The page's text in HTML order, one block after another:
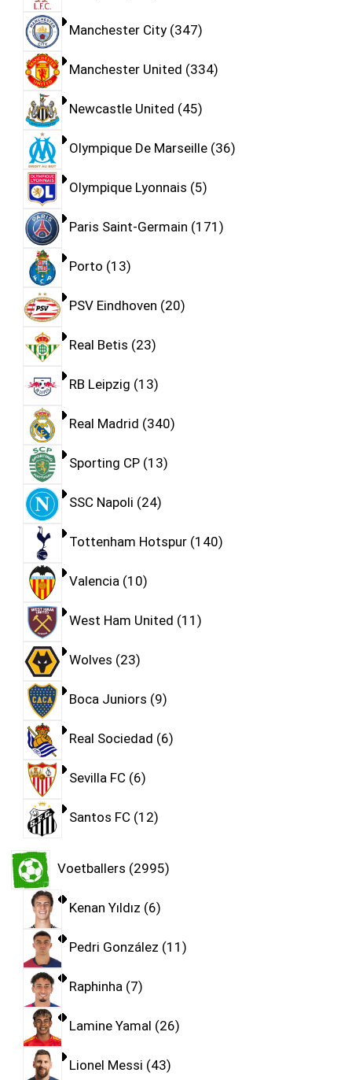
Manchester City 347
Manchester United 334
Newcastle United 45
Olympique De Marseille 36
Olympique Lyonnais 5
Paris Saint-Germain 171
Porto 13
PSV Eindhoven 20
Real Betis 23
RB Leipzig 13
Real Madrid 340
Sporting CP 13
SSC Napoli 24
Tottenham Hotspur 140
Valencia 10
West Ham United 11
Wolves 23
Boca Juniors 9
Real Sociedad 6
Sevilla FC 6
Santos FC 12
Voetballers 2995
Kenan Yıldız 6
Pedri González 11
Raphinha 7
Lamine Yamal 26
Lionel Messi 43